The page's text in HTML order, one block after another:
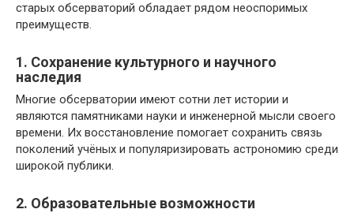
старых обсерваторий обладает рядом неоспоримых
преимуществ.
1. Сохранение культурного и научного
наследия
Многие обсерватории имеют сотни лет истории и
являются памятниками науки и инженерной мысли своего
времени. Их восстановление помогает сохранить связь
поколений учёных и популяризировать астрономию среди
широкой публики.
2. Образовательные возможности